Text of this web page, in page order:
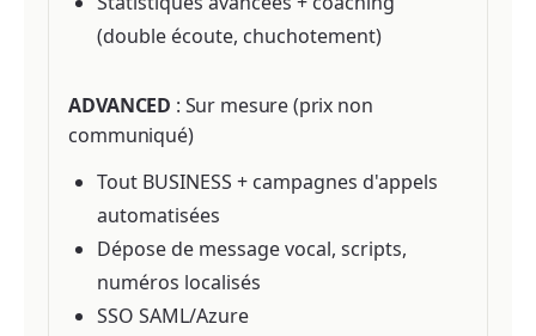
(double écoute, chuchotement)
ADVANCED : Sur mesure (prix non
communiqué)
Tout BUSINESS + campagnes d'appels
automatisées
Dépose de message vocal, scripts,
numéros localisés
SSO SAML/Azure